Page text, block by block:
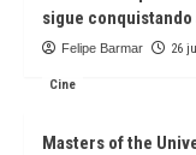
sigue conquistando
Felipe Barmar 26
Cine
Masters of the